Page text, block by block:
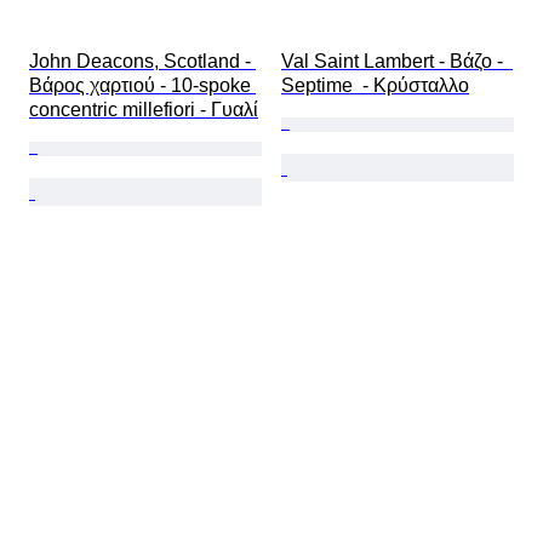
John Deacons, Scotland -
Βάρος χαρτιού - 10-spoke
concentric millefiori - Γυαλί
Val Saint Lambert - Βάζο -
Septime  - Κρύσταλλο